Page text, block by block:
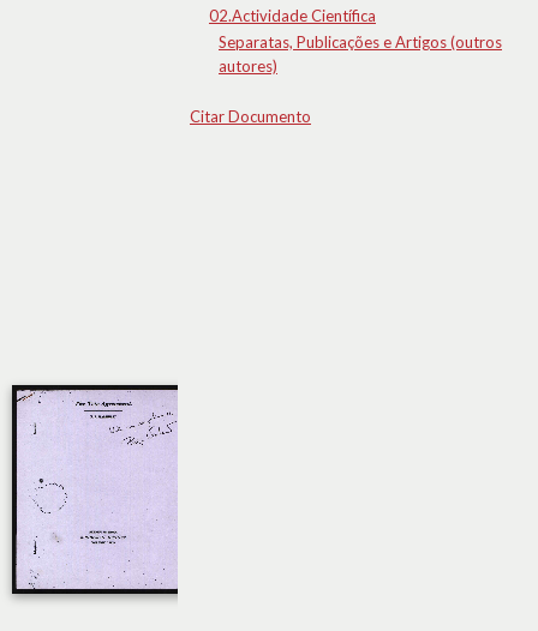
02.Actividade Científica
Separatas, Publicações e Artigos (outros
autores)
Citar Documento